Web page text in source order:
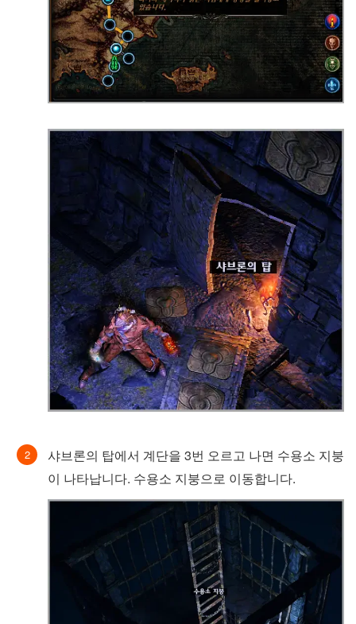
샤브론의 탑에서 계단을 3번 오르고 나면 수용소 지붕
이 나타납니다. 수용소 지붕으로 이동합니다.